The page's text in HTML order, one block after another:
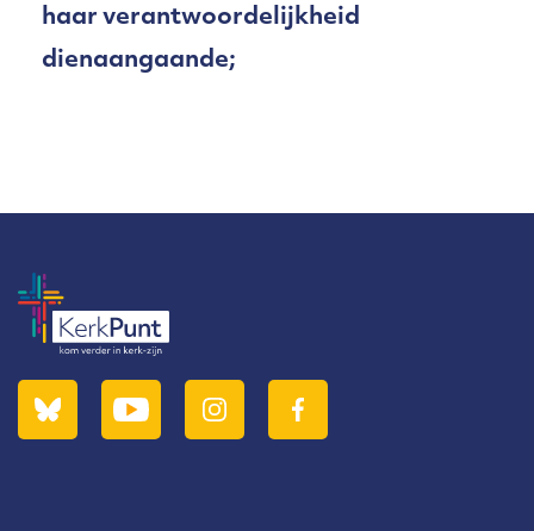
kring. Zij mag zich net als Christus
uitstrekken naar alle volken, naar
niet. Maar ze mag wel naar Christus
verwijzen, door aandacht te hebben
voor alle soorten van problemen in
de samenleving, en vanuit het geloof
haar verantwoordelijkheid
dienaangaande;